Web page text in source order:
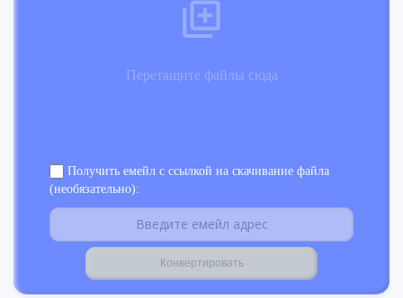
Перетащите файлы сюда
Получить емейл с ссылкой на скачивание файла
(необязательно):